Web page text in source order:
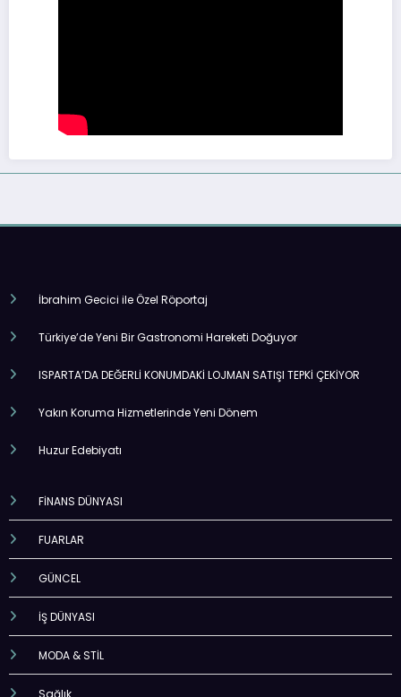
İbrahim Gecici ile Özel Röportaj
Türkiye’de Yeni Bir Gastronomi Hareketi Doğuyor
ISPARTA’DA DEĞERLİ KONUMDAKİ LOJMAN SATIŞI TEPKİ ÇEKİYOR
Yakın Koruma Hizmetlerinde Yeni Dönem
Huzur Edebiyatı
FİNANS DÜNYASI
FUARLAR
GÜNCEL
İŞ DÜNYASI
MODA & STİL
Sağlık